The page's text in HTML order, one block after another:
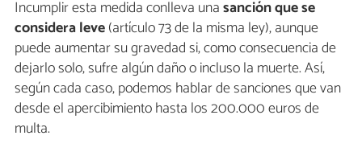
Incumplir esta medida conlleva unasanción que se
considera leve(artículo 73 de la misma ley), aunque
puede aumentar su gravedad si, como consecuencia de
dejarlo solo, sufre algún daño o incluso la muerte. Así,
según cada caso, podemos hablar de sanciones que van
desde el apercibimiento hasta los 200.000 euros de
multa.